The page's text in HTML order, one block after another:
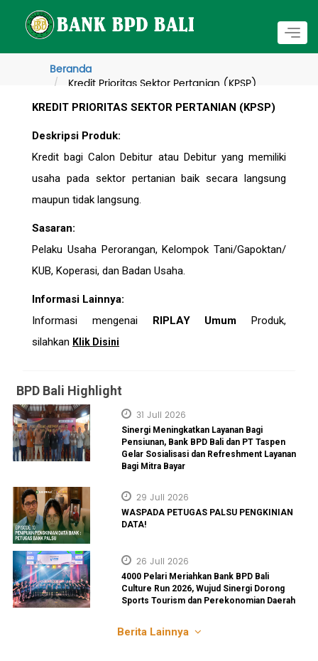
Beranda
Kredit Prioritas Sektor Pertanian (KPSP)
KREDIT PRIORITAS SEKTOR PERTANIAN (KPSP)
Deskripsi Produk:
Kredit bagi Calon Debitur atau Debitur yang memiliki
usaha pada sektor pertanian baik secara langsung
maupun tidak langsung.
Sasaran:
Pelaku Usaha Perorangan, Kelompok Tani/Gapoktan/
KUB, Koperasi, dan Badan Usaha.
Informasi Lainnya:
Informasi mengenai
RIPLAY Umum
Produk,
silahkan Klik Disini
BPD Bali Highlight
31 Juli 2026
Sinergi Meningkatkan Layanan Bagi
Pensiunan, Bank BPD Bali dan PT Taspen
Gelar Sosialisasi dan Refreshment Layanan
Bagi Mitra Bayar
29 Juli 2026
WASPADA PETUGAS PALSU PENGKINIAN
DATA!
26 Juli 2026
4000 Pelari Meriahkan Bank BPD Bali
Culture Run 2026, Wujud Sinergi Dorong
Sports Tourism dan Perekonomian Daerah
Berita Lainnya